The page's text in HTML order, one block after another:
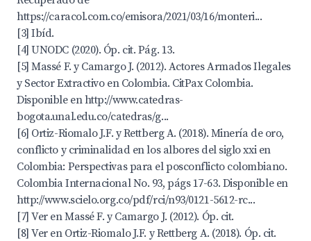
https://caracol.com.co/emisora/2021/03/16/monteri...
[3] Ibíd.
[4] UNODC (2020). Óp. cit. Pág. 13.
[5] Massé F. y Camargo J. (2012). Actores Armados Ilegales
y Sector Extractivo en Colombia. CitPax Colombia.
Disponible enhttp://www.catedras-
bogota.unal.edu.co/catedras/g...
[6] Ortiz-Riomalo J.F. y Rettberg A. (2018). Minería de oro,
conflicto y criminalidad en los albores del siglo xxi en
Colombia: Perspectivas para el posconflicto colombiano.
Colombia Internacional No. 93, págs 17-63. Disponible en
http://www.scielo.org.co/pdf/rci/n93/0121-5612-rc...
[7] Ver en Massé F. y Camargo J. (2012). Óp. cit.
[8] Ver en Ortiz-Riomalo J.F. y Rettberg A. (2018). Óp. cit.